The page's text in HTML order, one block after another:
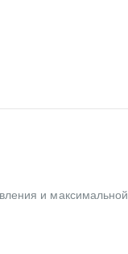
и максимальной